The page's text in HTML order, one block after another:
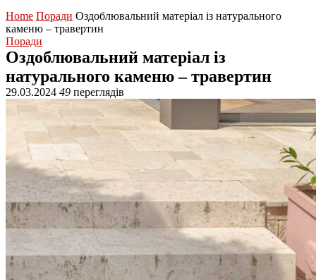
Home Поради Оздоблювальний матеріал із натурального
каменю – травертин
Поради
Оздоблювальний матеріал із
натурального каменю – травертин
29.03.2024 49 переглядів